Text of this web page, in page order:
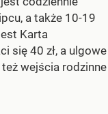
a także 10-19
Karta
się 40 zł, a ulgowe
też wejścia rodzinne